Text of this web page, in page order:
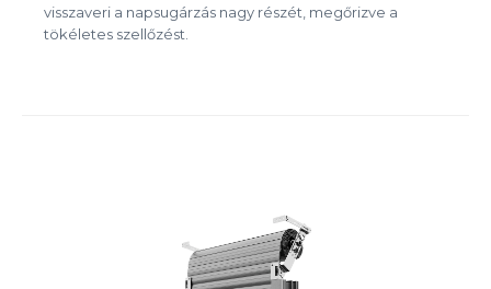
visszaveri a napsugárzás nagy részét, megőrizve a
tökéletes szellőzést.